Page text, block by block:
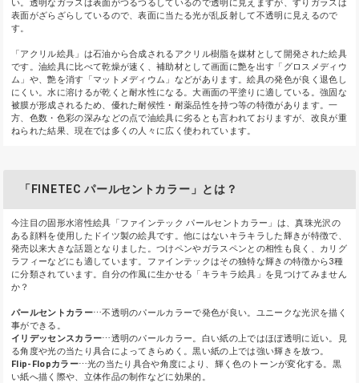
い。透明なガラスは表面がつるつるしているので透明に見えますが、すりガラスは
表面がざらざらしているので、表面に当たる光が乱反射して不透明に見えるので
す。
「アクリル絵具」は石油から合成されるアクリル樹脂を媒材として開発された絵具
です。油絵具に比べて乾燥が速く、補助材として画面に艶を出す「グロスメディウ
ム」や、艶を消す「マットメディウム」などがあります。絵具の発色が良く退色し
にくい。水に溶けるが乾くと耐水性になる。大画面の平塗りに適している。強固な
被膜が形成されるため、優れた耐候性・耐薬品性を持つ等の特徴があります。一
方、色数・色彩の深みなどの点で油絵具に劣るとも言われておりますが、改良が重
ねられた結果、現在では多くの人々に広く使われています。
「FINETEC パールセントカラー」とは？
今注目の固形水溶性絵具「ファインテック パールセントカラー」は、真珠光沢の
ある顔料を使用したドイツ製の絵具です。他にはないキラキラした輝きが特徴で、
発売以来大きな話題となりました。つけペンやガラスペンとの相性も良く、カリグ
ラフィーなどにも適しています。ファインテックはその独特な輝きの特徴から3種
に分類されています。自分の作風に生かせる「キラキラ絵具」を見つけてみません
か？
パールセントカラー⋯不透明のパールカラーで発色が良い。ユニークな光沢を描く
事ができる。
イリデッセンスカラー⋯透明のパールカラー。白い紙の上ではほぼ透明に近い。見
る角度や光の当たり具合によってきらめく。黒い紙の上では強い輝きを放つ。
Flip-Flopカラー⋯光の当たり具合や角度により、輝く色のトーンが変化する。黒
い紙へ描く際や、立体作品の制作などに効果的。